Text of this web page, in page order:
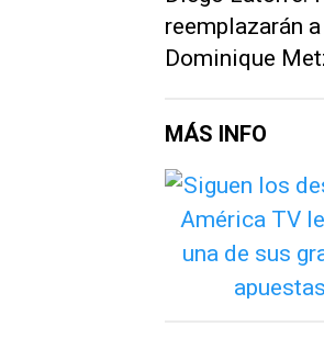
reemplazarán
Dominique
MÁS INFO